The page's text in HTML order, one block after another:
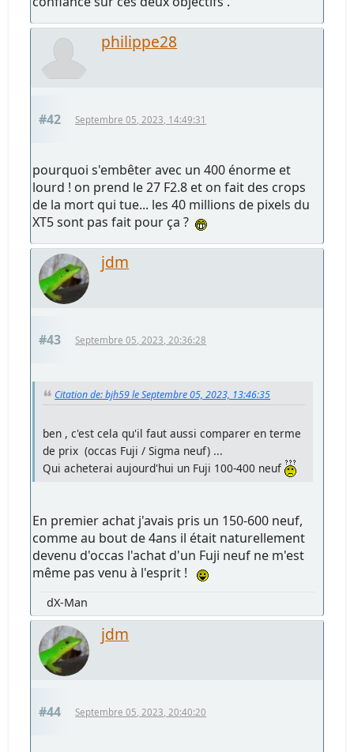
philippe28
#42 Septembre 05, 2023, 14:49:31
pourquoi s'embêter avec un 400 énorme et
lourd ! on prend le 27 F2.8 et on fait des crops
de la mort qui tue... les 40 millions de pixels du
XT5 sont pas fait pour ça ?
jdm
#43 Septembre 05, 2023, 20:36:28
Citation de: bjh59 le Septembre 05, 2023, 13:46:35
ben , c'est cela qu'il faut aussi comparer en terme
de prix (occas Fuji / Sigma neuf) ...
Qui acheterai aujourd'hui un Fuji 100-400 neuf
En premier achat j'avais pris un 150-600 neuf,
comme au bout de 4ans il était naturellement
devenu d'occas l'achat d'un Fuji neuf ne m'est
même pas venu à l'esprit !
dX-Man
jdm
#44 Septembre 05, 2023, 20:40:20